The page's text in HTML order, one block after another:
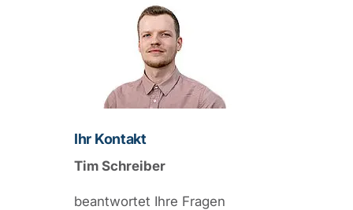
Ihr Kontakt
Tim Schreiber
beantwortet Ihre Fragen